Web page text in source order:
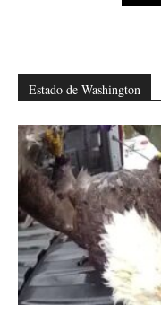
Estado de Washington